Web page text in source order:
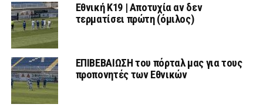
Εθνική Κ19 | Αποτυχία αν δεν
τερματίσει πρώτη (όμιλος)
ΕΠΙΒΕΒΑΙΩΣΗ του πόρταλ μας για τους
προπονητές των Εθνικών